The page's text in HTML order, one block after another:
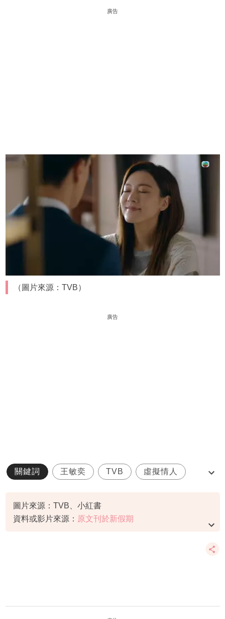
廣告
（圖片來源：TVB）
廣告
關鍵詞 王敏奕 TVB 虛擬情人
圖片來源：TVB、小紅書
資料或影片來源： 原文刊於新假期